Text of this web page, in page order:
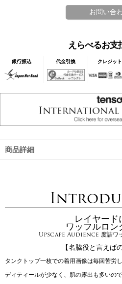
えらべるお支
銀行振込 代金引換 クレジット
商品詳細
レイヤード
ワッフルロン
Upscape Audience 度詰ワ
【名脇役と言えば
タンクトップ一枚での着用画像は毎回苦労し
ディティールが少なく、肌の露出も多いの